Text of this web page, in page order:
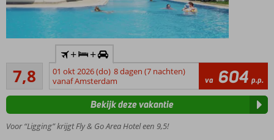
Perfecte
ligging,
direct aan
strand en
de
7,8
Goed
110
beoordelingen
+ +
01 okt 2026 (do) 8 dagen (7 nachten)
vanaf Amsterdam
va 604 p.p.
Voor “Ligging” krijgt Fly & Go Area Hotel een 9,5!
Bekijk deze vakantie